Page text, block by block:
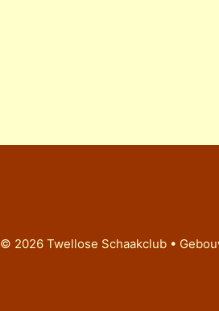
© 2026 Twellose Schaakclub •